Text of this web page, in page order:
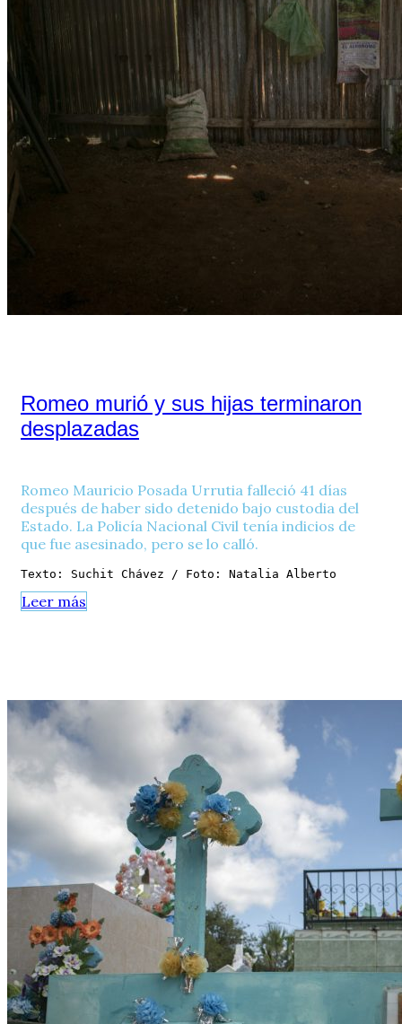
Romeo murió y sus hijas terminaron
desplazadas
Romeo Mauricio Posada Urrutia falleció 41 días
después de haber sido detenido bajo custodia del
Estado. La Policía Nacional Civil tenía indicios de
que fue asesinado, pero se lo calló.
Texto: Suchit Chávez / Foto: Natalia Alberto
Leer más